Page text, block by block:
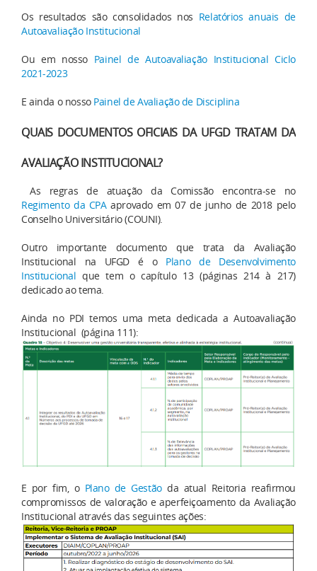
Os resultados são consolidados nos Relatórios anuais de
Autoavaliação Institucional
Ou em nosso Painel de Autoavaliação Institucional Ciclo
2021-2023
E ainda o nosso Painel de Avaliação de Disciplina
QUAIS DOCUMENTOS OFICIAIS DA UFGD TRATAM DA
AVALIAÇÃO INSTITUCIONAL?
As regras de atuação da Comissão encontra-se no
Regimento da CPAaprovado em 07 de junho de 2018 pelo
Conselho Universitário (COUNI).
Outro importante documento que trata da Avaliação
Institucional na UFGD é o Plano de Desenvolvimento
Institucional que tem o capítulo 13 (páginas 214 à 217)
dedicado ao tema.
Ainda no PDI temos uma meta dedicada a Autoavaliação
Institucional (página 111):
E por fim, o Plano de Gestãoda atual Reitoria reafirmou
compromissos de valoração e aperfeiçoamento da Avaliação
Institucional através das seguintes ações: